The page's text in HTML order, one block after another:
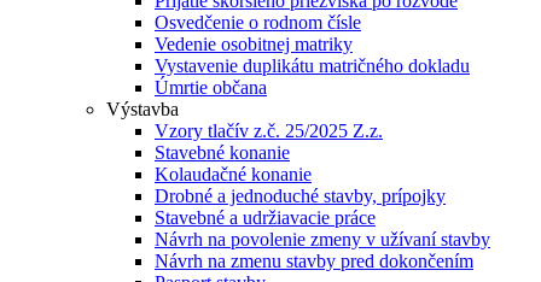
Osvedčenie o rodnom čísle
Vedenie osobitnej matriky
Vystavenie duplikátu matričného dokladu
Úmrtie občana
Výstavba
Vzory tlačív z.č. 25/2025 Z.z.
Stavebné konanie
Kolaudačné konanie
Drobné a jednoduché stavby, prípojky
Stavebné a udržiavacie práce
Návrh na povolenie zmeny v užívaní stavby
Návrh na zmenu stavby pred dokončením